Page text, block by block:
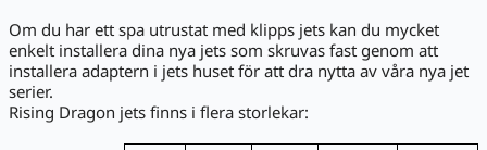
Om du har ett spa utrustat med klipps jets kan du mycket
enkelt installera dina nya jets som skruvas fast genom att
installera adaptern i jets huset för att dra nytta av våra nya jet
serier.
Rising Dragon jets finns i flera storlekar: